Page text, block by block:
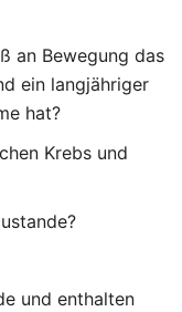
an Bewegung das
ein langjähriger
hat?
Krebs und
und enthalten